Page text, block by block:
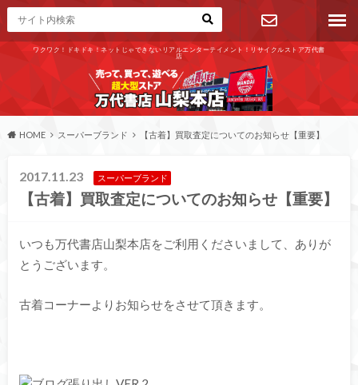
ワクワク！ドキドキ！ネットじゃできないリアルエンターテイメント！リサイクルストア万代書
店
お問い合わ
せ
HOME スーパーブランド 【古着】買取査定についてのお知らせ【重要】
2017.11.23 スーパーブランド
【古着】買取査定についてのお知らせ【重要】
いつも万代書店山梨本店をご利用くださいまして、ありが
とうございます。
古着コーナーよりお知らせをさせて頂きます。